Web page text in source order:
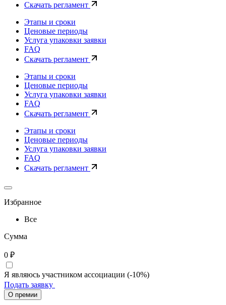
Скачать регламент
Этапы и сроки
Ценовые периоды
Услуга упаковки заявки
FAQ
Скачать регламент
Этапы и сроки
Ценовые периоды
Услуга упаковки заявки
FAQ
Скачать регламент
Этапы и сроки
Ценовые периоды
Услуга упаковки заявки
FAQ
Скачать регламент
Избранное
Все
Сумма
0 ₽
Я являюсь участником ассоциации (-10%)
Подать заявку
О премии